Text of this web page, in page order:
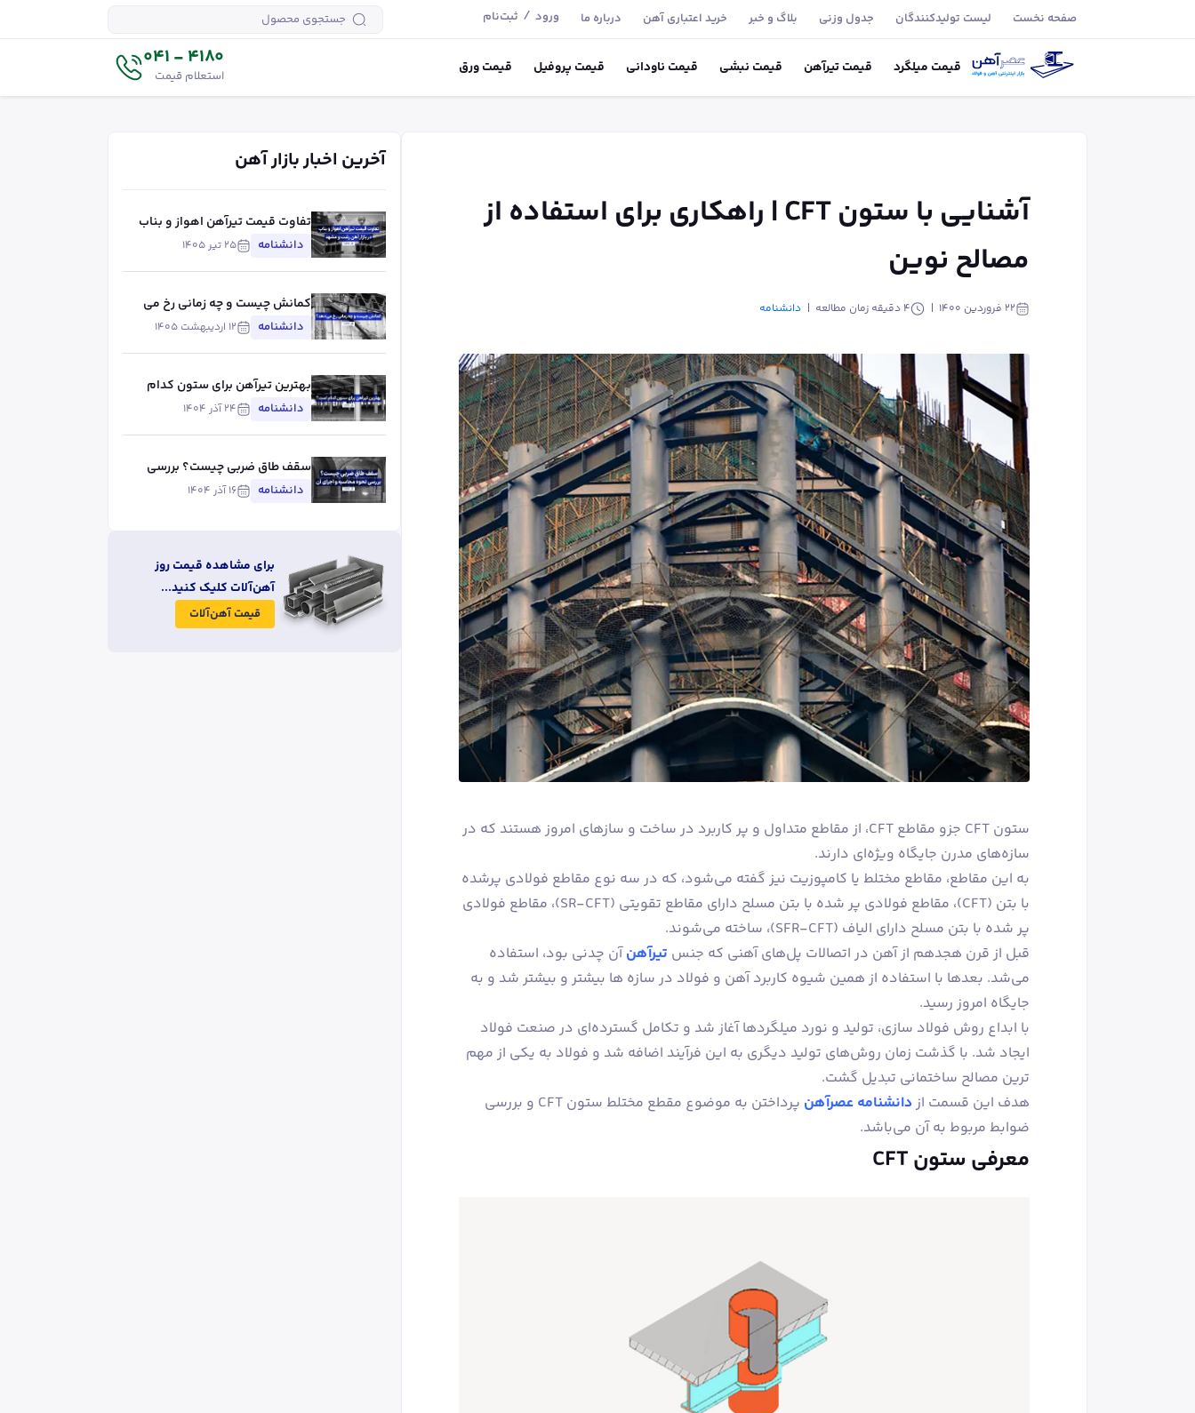
صفحه نخست لیست تولید‌کنندگان جدول وزنی بلاگ و خبر خرید اعتباری آهن درباره ما ورود / ثبت‌نام
قیمت میلگرد قیمتتیر‌آهن قیمت نبشی قیمت ناودانی قیمت پروفیل قیمتورق 4180 - 041
استعلام قیمت
آشنایی با ستون CFT | راهکاری برای استفاده از
مصالح نوین
۲۲ فروردین ۱۴۰۰ 4دقیقه زمان مطالعه دانشنامه
ستون CFT جزو مقاطع CFT، از مقاطع متداول و پر کاربرد در ساخت و سازهای امروز هستند که در
سازه‌های مدرن جایگاه ویژه‌ای دارند.
به این مقاطع، مقاطع مختلط یا کامپوزیت نیز گفته می‌شود، که در سه نوع مقاطع فولادی پرشده
با بتن (CFT)، مقاطع فولادی پر شده با بتن مسلح دارای مقاطع تقویتی (SR-CFT)، مقاطع فولادی
پر شده با بتن مسلح دارای الیاف (SFR-CFT)، ساخته می‌شوند.
قبل از قرن هجدهم از آهن در اتصالات پل‌های آهنی که جنس تیرآهنآن چدنی بود، استفاده
می‌شد. بعدها با استفاده از همین شیوه کاربرد آهن و فولاد در سازه ها بیشتر و بیشتر شد و به
جایگاه امروز رسید.
با ابداع روش فولاد سازی، تولید و نورد میلگردها آغاز شد و تکامل گسترده‌ای در صنعت فولاد
ایجاد شد. با گذشت زمان روش‌های تولید دیگری به این فرآیند اضافه شد و فولاد به یکی از مهم
ترین مصالح ساختمانی تبدیل گشت.
هدف این قسمت از دانشنامه عصرآهن
پرداختن به موضوع مقطع مختلط ستون CFT و بررسی
ضوابط مربوط به آن می‌باشد.
معرفی ستون CFT
آخرین اخبار بازار آهن
تفاوت قیمت تیرآهن اهواز و بناب
در بازار آهن رشت و مشهد
دانشنامه ۲۵ تیر ۱۴۰۵
کمانش چیست و چه زمانی رخ می
دهد؟
دانشنامه ۱۲ اردیبهشت ۱۴۰۵
بهترین تیرآهن برای ستون کدام
است؟
دانشنامه ۲۴ آذر ۱۴۰۴
سقف طاق ضربی چیست؟ بررسی
نحوه محاسبه و اجرای آن
دانشنامه ۱۶ آذر ۱۴۰۴
برای مشاهده قیمت روز
آهن‌آلات کلیک کنید...
قیمت آهن‌آلات